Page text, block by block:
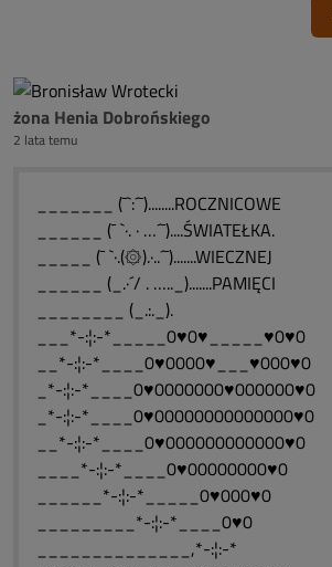
żona Henia Dobrońskiego
2 lata temu
_______ (¯`:´¯)........ROCZNICOWE
______ (¯ `·. · …´¯)....ŚWIATEŁKA.
_____ (¯ `·.(۞).·..´¯).......WIECZNEJ
______ (_.·´/ . ….._).......PAMIĘCI
________ (_.:._).
___*-:¦:-*_____0♥0♥_____♥0♥0
__*-:¦:-*____0♥0000♥___♥000♥0
_*-:¦:-*____0♥0000000♥000000♥0
_*-:¦:-*____0♥00000000000000♥0
__*-:¦:-*____0♥000000000000♥0
____*-:¦:-*____0♥00000000♥0
______*-:¦:-*_____0♥000♥0
_________*-:¦:-*____0♥0
______________,*-:¦:-*